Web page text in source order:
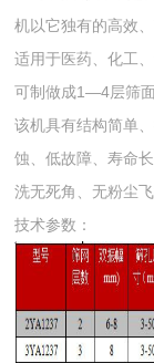
机以它独有的高效
适用于医药、化工
可制做成1—4层筛
该机具有结构简单
蚀、低故障、寿命
洗无死角、无粉尘
技术参数：